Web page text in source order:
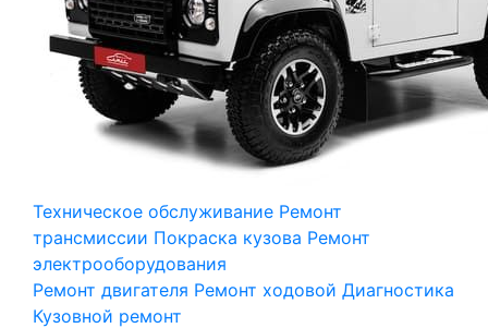
Техническое обслуживание Ремонт
трансмиссии Покраска кузова Ремонт
электрооборудования
Ремонт двигателя Ремонт ходовой Диагностика
Кузовной ремонт